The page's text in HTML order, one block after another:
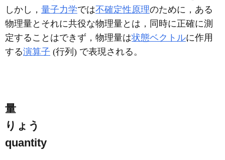
しかし， 量子力学では不確定性原理のために，ある
物理量とそれに共役な物理量とは，同時に正確に測
定することはできず，物理量は状態ベクトルに作用
する演算子 (行列) で表現される。
量
りょう
quantity